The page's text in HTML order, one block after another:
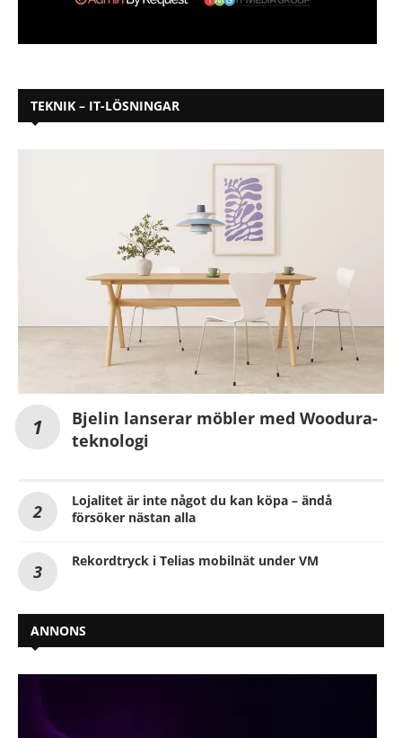
TEKNIK – IT-LÖSNINGAR
Bjelin lanserar möbler med Woodura-
teknologi
Lojalitet är inte något du kan köpa – ändå
försöker nästan alla
Rekordtryck i Telias mobilnät under VM
ANNONS